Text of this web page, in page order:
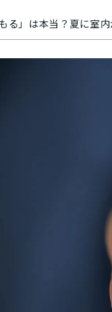
る」は本当？夏に室